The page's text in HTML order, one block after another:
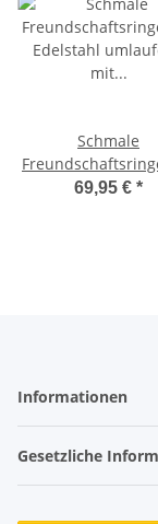
Schmale
Edelstahl69,95 € *
Informationen
Gesetzliche